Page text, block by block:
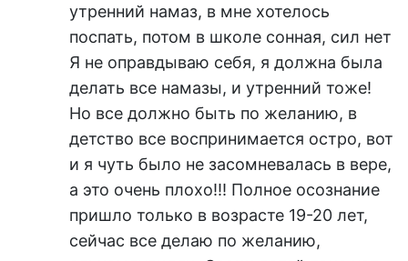
утренний намаз, в мне хотелось
поспать, потом в школе сонная, сил нет
Я не оправдываю себя, я должна была
делать все намазы, и утренний тоже!
Но все должно быть по желанию, в
детство все воспринимается остро, вот
и я чуть было не засомневалась в вере,
а это очень плохо!!! Полное осознание
пришло только в возрасте 19-20 лет,
сейчас все делаю по желанию,